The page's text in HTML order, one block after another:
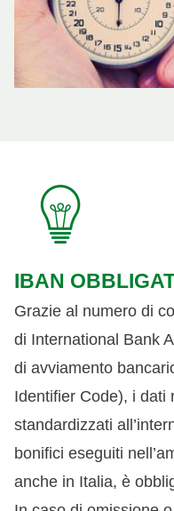
IBAN
Grazie al numero di
di International Bank
di avviamento
Identifier Code), i dati
standardizzati
bonifici eseguiti
anche in Italia, è